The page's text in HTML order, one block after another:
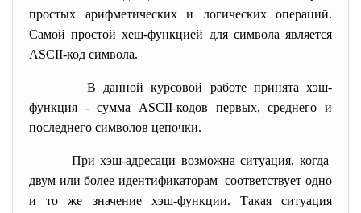
простых арифметических и логических операций.
Самой простой хеш-функцией для символа является
ASCII-код символа.
В данной курсовой работе принята хэш-
функция -сумма ASCII-кодов первых, среднего и
последнего символов цепочки.
При хэш-адресаци возможна ситуация, когда
двум или более идентификаторам соответствует одно
и то же значение хэш-функции. Такая ситуация